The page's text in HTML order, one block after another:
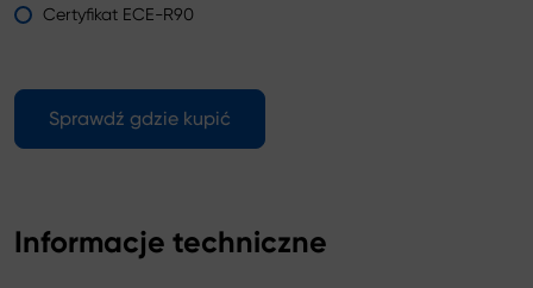
Certyfikat ECE-R90
Sprawdź gdzie kupić
Informacje techniczne